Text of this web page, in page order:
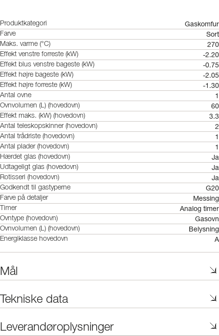
Produktkategori Gaskomfur
Farve Sort
Maks. varme (°C) 270
Effekt venstre forreste (kW) -2.20
Effekt blus venstre bageste (kW) -0.75
Effekt højre bageste (kW) -2.05
Effekt højre forreste (kW) -1.30
Antal ovne 1
Ovnvolumen (L) (hovedovn) 60
Effekt maks. (kW) (hovedovn) 3.3
Antal teleskopskinner (hovedovn) 2
Antal trådriste (hovedovn) 1
Antal plader (hovedovn) 1
Hærdet glas (hovedovn) Ja
Udtageligt glas (hovedovn) Ja
Rotisseri (hovedovn) Ja
Godkendt til gastyperne G20
Farve på detaljer Messing
Timer Analog timer
Ovntype (hovedovn) Gasovn
Ovnvolumen (L) (hovedovn) Belysning
Energiklasse hovedovn A
Mål
Tekniske data
Leverandøroplysninger